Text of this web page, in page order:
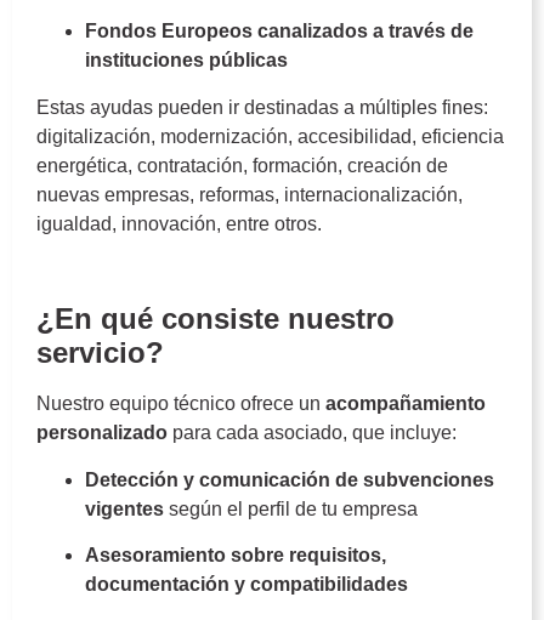
Fondos Europeos canalizados a través de
instituciones públicas
Estas ayudas pueden ir destinadas a múltiples fines:
digitalización, modernización, accesibilidad, eficiencia
energética, contratación, formación, creación de
nuevas empresas, reformas, internacionalización,
igualdad, innovación, entre otros.
¿En qué consiste nuestro
servicio?
Nuestro equipo técnico ofrece un acompañamiento
personalizado para cada asociado, que incluye:
Detección y comunicación de subvenciones
vigentes según el perfil de tu empresa
Asesoramiento sobre requisitos,
documentación y compatibilidades